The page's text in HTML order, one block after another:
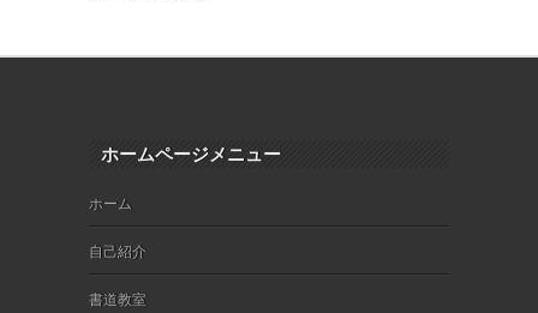
ホームページメニュー
ホーム
自己紹介
書道教室